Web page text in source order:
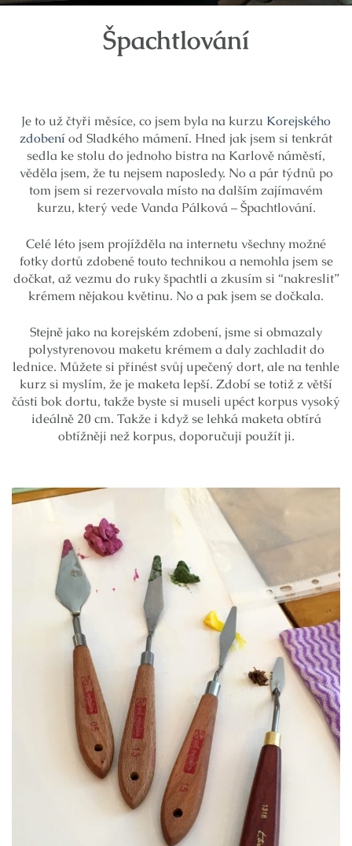
Špachtlování
Je to už čtyři měsíce, co jsem byla na kurzu Korejského
zdobení od Sladkého mámení. Hned jak jsem si tenkrát
sedla ke stolu do jednoho bistra na Karlově náměstí,
věděla jsem, že tu nejsem naposledy. No a pár týdnů po
tom jsem si rezervovala místo na dalším zajímavém
kurzu, který vede Vanda Pálková – Špachtlování.
Celé léto jsem projížděla na internetu všechny možné
fotky dortů zdobené touto technikou a nemohla jsem se
dočkat, až vezmu do ruky špachtli a zkusím si “nakreslit”
krémem nějakou květinu. No a pak jsem se dočkala.
Stejně jako na korejském zdobení, jsme si obmazaly
polystyrenovou maketu krémem a daly zachladit do
lednice. Můžete si přinést svůj upečený dort, ale na tenhle
kurz si myslím, že je maketa lepší. Zdobí se totiž z větší
části bok dortu, takže byste si museli upéct korpus vysoký
ideálně 20 cm. Takže i když se lehká maketa obtírá
obtížněji než korpus, doporučuji použít ji.